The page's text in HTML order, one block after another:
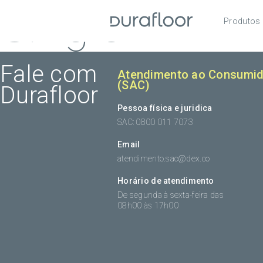
Produtos
Single
Fale com
Durafloor
Atendimento ao
(SAC)
Pessoa física e juridica
SAC: 0800 011 7073
Email
atendimento.sac@dex.co
Horário de atendimento
De segunda à sexta-feira das
08h00 às 17h00